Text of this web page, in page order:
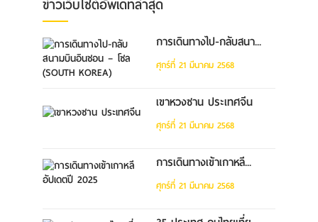
ข่าวเว็บไซต์อัพเดทล่าสุด
การเดินทางไป-กลับสนา...
ศุกร์ที่ 21 มีนาคม 2568
เขาหวงซาน ประเทศจีน
ศุกร์ที่ 21 มีนาคม 2568
การเดินทางเข้าเกาหลี...
ศุกร์ที่ 21 มีนาคม 2568